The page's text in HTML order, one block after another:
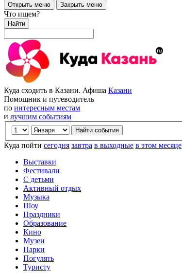
Открыть меню Закрыть меню
Что ищем?
Найти
Куда сходить в Казани. Афиша Казани
Помощник и путеводитель
по интересным местам
и лучшим событиям
Куда пойти сегодня завтра в выходные в этом месяце
Выставки
Фестивали
С детьми
Активный отдых
Музыка
Шоу
Праздники
Образование
Кино
Музеи
Парки
Погулять
Туристу